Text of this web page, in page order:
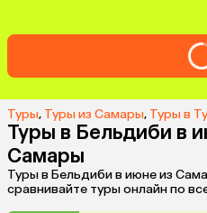
Туры, Туры из Самары, Туры в
Туры в Бельдиби в
Самары
Туры в Бельдиби в июне из
сравнивайте туры онлайн по